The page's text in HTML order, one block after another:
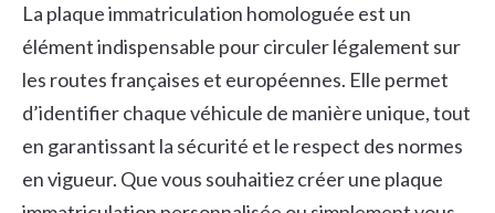
La plaque immatriculation homologuée est un
élément indispensable pour circuler légalement sur
les routes françaises et européennes. Elle permet
d’identifier chaque véhicule de manière unique, tout
en garantissant la sécurité et le respect des normes
en vigueur. Que vous souhaitiez créer une plaque